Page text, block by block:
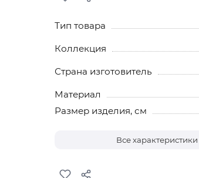
Тип товара
Коллекция
Страна изготовитель
Материал
Размер изделия, см
Все характеристики